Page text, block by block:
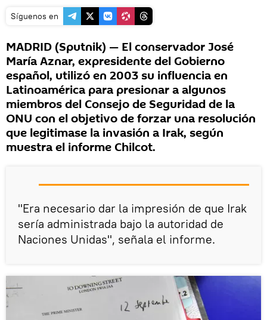
Síguenos en
MADRID (Sputnik) — El conservador José
María Aznar, expresidente del Gobierno
español, utilizó en 2003 su influencia en
Latinoamérica para presionar a algunos
miembros del Consejo de Seguridad de la
ONU con el objetivo de forzar una resolución
que legitimase la invasión a Irak, según
muestra el informe Chilcot.
"Era necesario dar la impresión de que Irak
sería administrada bajo la autoridad de
Naciones Unidas", señala el informe.